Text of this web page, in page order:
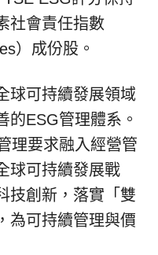
社會責任指數
）成份股。
球可持續發展領域
的ESG管理體系。
理要求融入經營管
球可持續發展戰
技創新，落實「雙
為可持續管理與價